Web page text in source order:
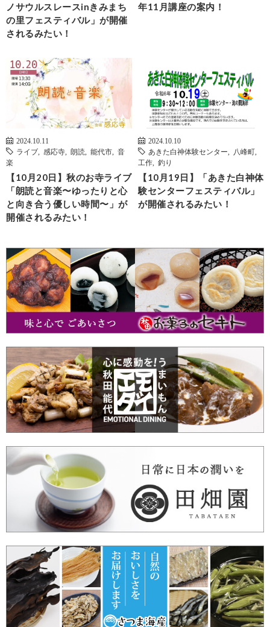
ノサウルスレースinきみまち
の里フェスティバル」が開催
されるみたい！
年11月講座の案内！
2024.10.11
ライブ
感応寺 朗読 能代市
音
楽
【10月20日】秋のお寺ライブ
「朗読と音楽〜ゆったりと心
と向き合う優しい時間〜」が
開催されるみたい！
2024.10.10
あきた白神体験センター
八峰町
工作
釣り
【10月19日】「あきた白神体
験センターフェスティバル」
が開催されるみたい！